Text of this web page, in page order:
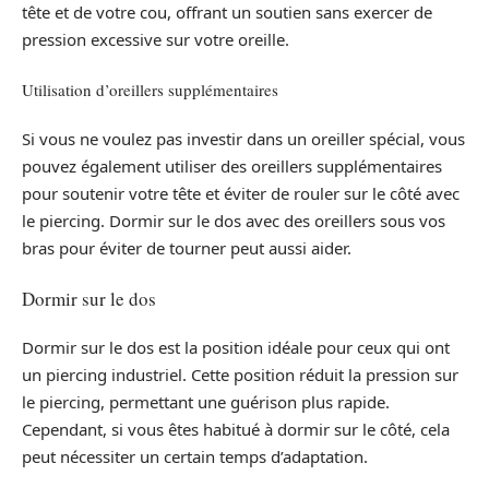
tête et de votre cou, offrant un soutien sans exercer de
pression excessive sur votre oreille.
Utilisation d’oreillers supplémentaires
Si vous ne voulez pas investir dans un oreiller spécial, vous
pouvez également utiliser des oreillers supplémentaires
pour soutenir votre tête et éviter de rouler sur le côté avec
le piercing. Dormir sur le dos avec des oreillers sous vos
bras pour éviter de tourner peut aussi aider.
Dormir sur le dos
Dormir sur le dos est la position idéale pour ceux qui ont
un piercing industriel. Cette position réduit la pression sur
le piercing, permettant une guérison plus rapide.
Cependant, si vous êtes habitué à dormir sur le côté, cela
peut nécessiter un certain temps d’adaptation.